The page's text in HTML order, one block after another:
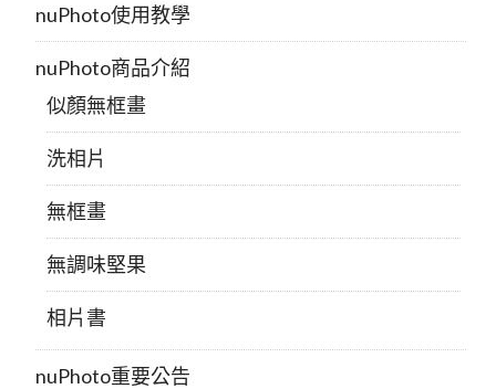
nuPhoto使用教學
nuPhoto商品介紹
似顏無框畫
洗相片
無框畫
無調味堅果
相片書
nuPhoto重要公告